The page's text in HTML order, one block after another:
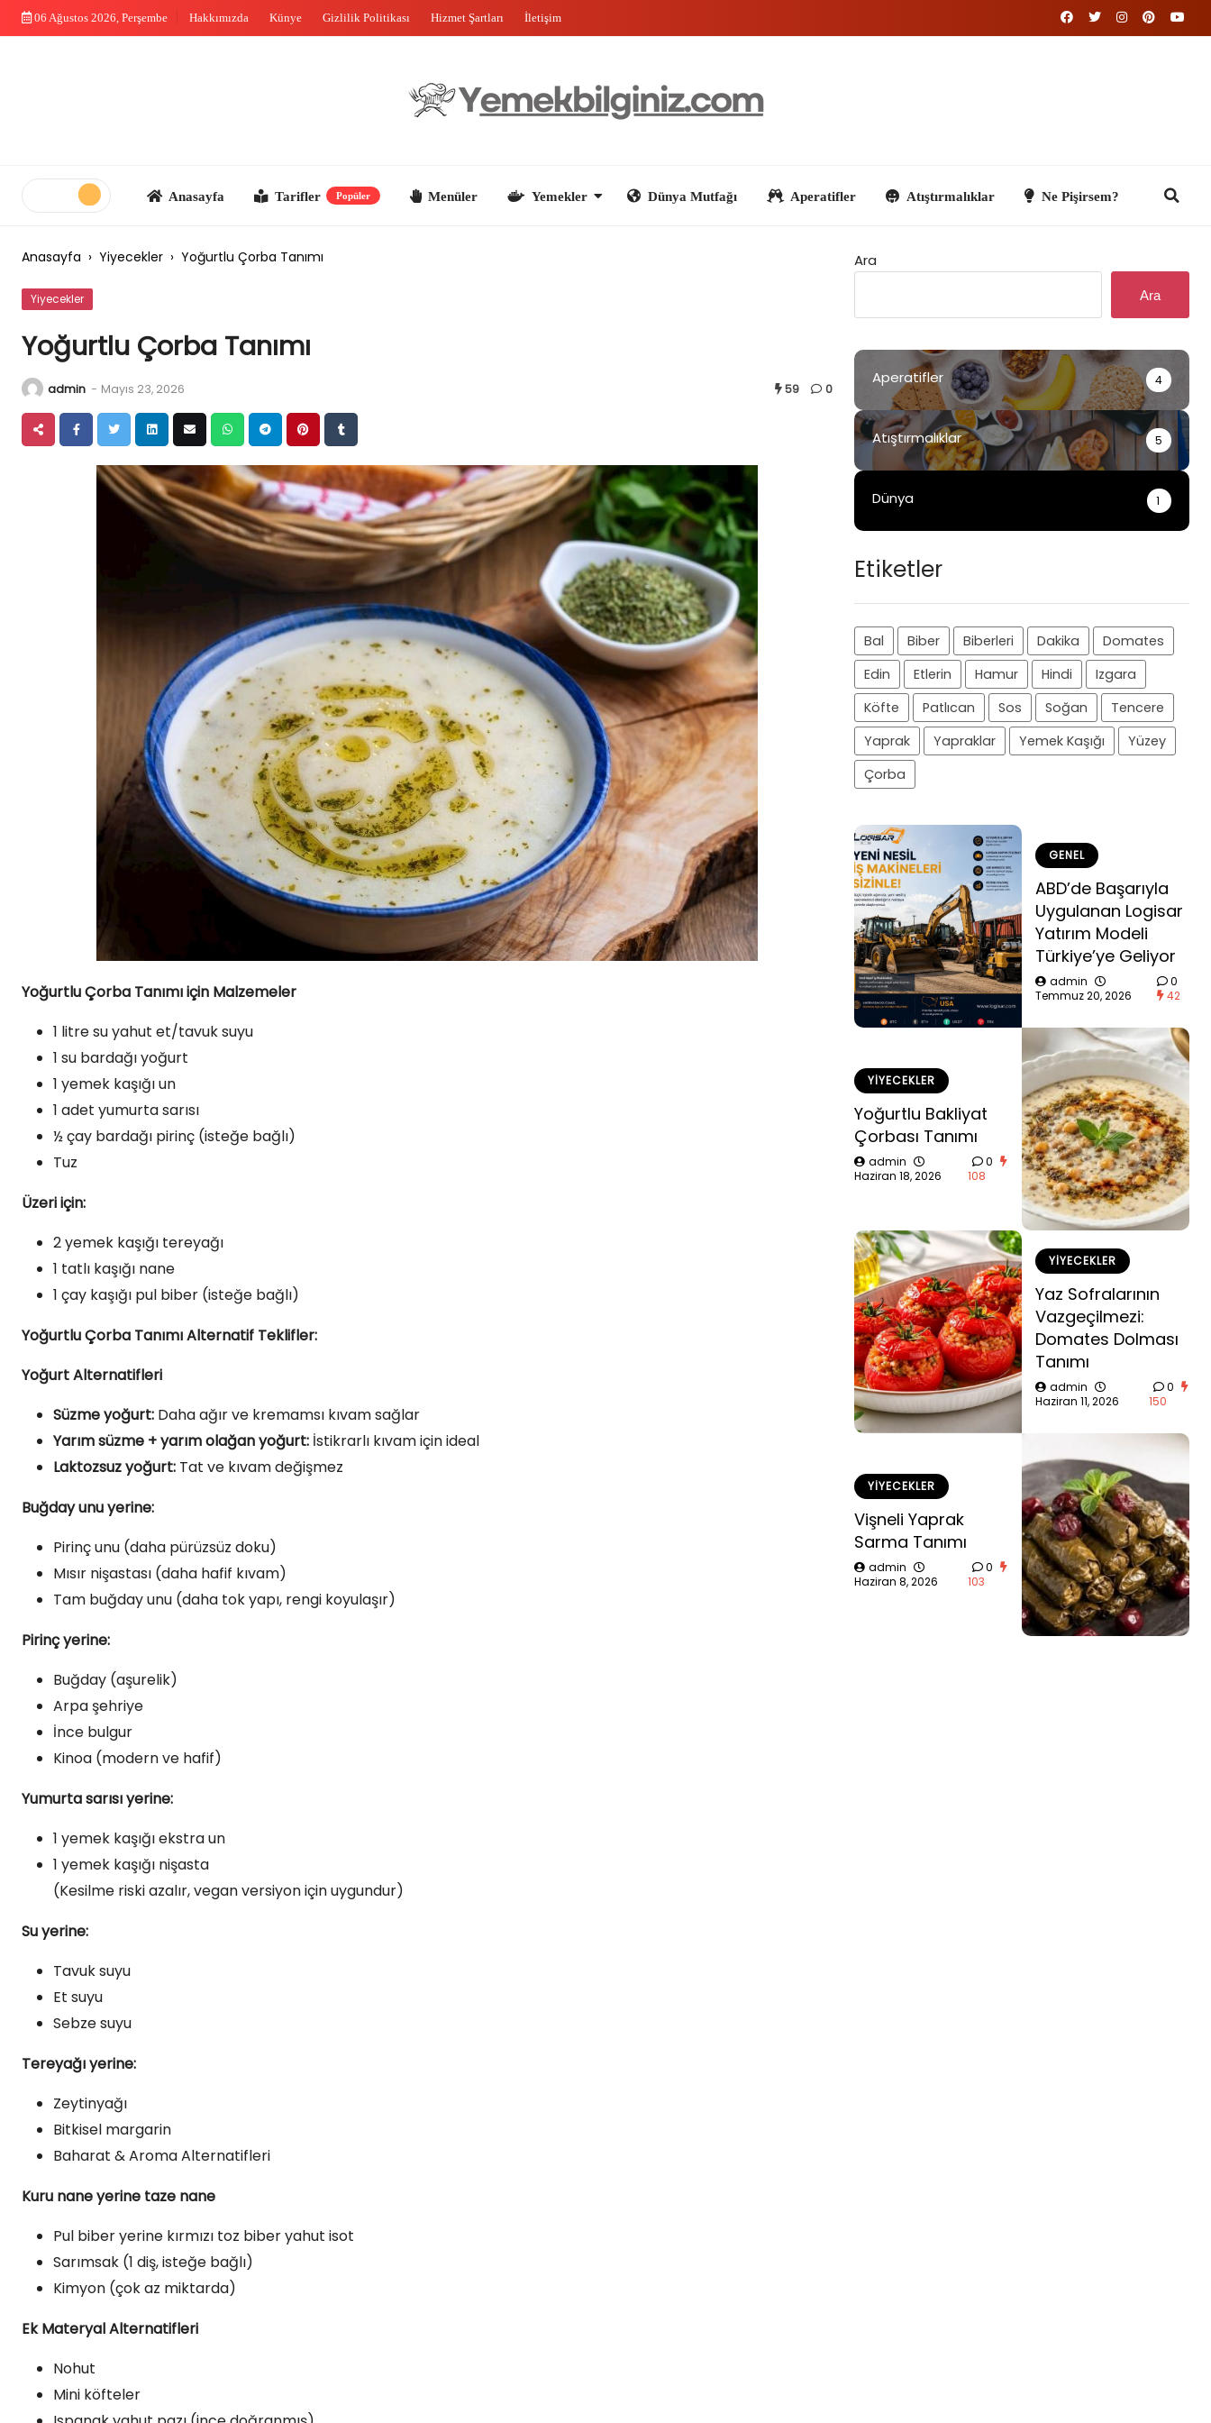
Skip
06 Ağustos 2026, Perşembe Hakkımızda Künye Gizlilik Politikası Hizmet Şartları İletişim
Anasayfa › Yiyecekler › Yoğurtlu Çorba Tanımı
Yiyecekler
Yoğurtlu Çorba Tanımı
admin - Mayıs 23, 2026 59 0
Yoğurtlu Çorba Tanımı için Malzemeler
1 litre su yahut et/tavuk suyu
1 su bardağı yoğurt
1 yemek kaşığı un
1 adet yumurta sarısı
½ çay bardağı pirinç (isteğe bağlı)
Tuz
Üzeri için:
2 yemek kaşığı tereyağı
1 tatlı kaşığı nane
1 çay kaşığı pul biber (isteğe bağlı)
Yoğurtlu Çorba Tanımı Alternatif Teklifler:
Yoğurt Alternatifleri
Süzme yoğurt: Daha ağır ve kremamsı kıvam sağlar
Yarım süzme + yarım olağan yoğurt: İstikrarlı kıvam için ideal
Laktozsuz yoğurt: Tat ve kıvam değişmez
Buğday unu yerine:
Pirinç unu (daha pürüzsüz doku)
Mısır nişastası (daha hafif kıvam)
Tam buğday unu (daha tok yapı, rengi koyulaşır)
Pirinç yerine:
Buğday (aşurelik)
Arpa şehriye
İnce bulgur
Kinoa (modern ve hafif)
Yumurta sarısı yerine:
1 yemek kaşığı ekstra un
1 yemek kaşığı nişasta
(Kesilme riski azalır, vegan versiyon için uygundur)
Su yerine:
Tavuk suyu
Et suyu
Sebze suyu
Tereyağı yerine:
Zeytinyağı
Bitkisel margarin
Baharat & Aroma Alternatifleri
Kuru nane yerine taze nane
Pul biber yerine kırmızı toz biber yahut isot
Sarımsak (1 diş, isteğe bağlı)
Kimyon (çok az miktarda)
Ek Materyal Alternatifleri
Nohut
Mini köfteler
Ara
Ara
Aperatifler 4
Atıştırmalıklar 5
Dünya 1
Etiketler
Bal Biber Biberleri Dakika
Domates
Edin
Etlerin Hamur Hindi
Izgara
Köfte
Patlıcan Sos Soğan
Tencere
Yaprak
Yapraklar Yemek Kaşığı
Yüzey
Çorba
GENEL
ABD’de Başarıyla
Uygulanan Logisar
Yatırım Modeli
Türkiye’ye Geliyor
admin
Temmuz 20, 2026
0
42
YIYECEKLER
Yoğurtlu Bakliyat
Çorbası Tanımı
admin
Haziran 18, 2026
0
108
YIYECEKLER
Yaz Sofralarının
Vazgeçilmezi:
Domates Dolması
Tanımı
admin
Haziran 11, 2026
0
150
YIYECEKLER
Vişneli Yaprak
Sarma Tanımı
admin
Haziran 8, 2026
0
103